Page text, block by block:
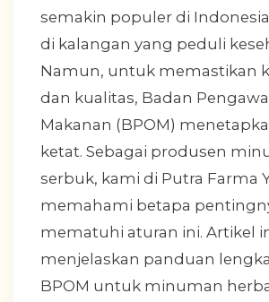
semakin populer di
di kalangan yang peduli
Namun, untuk memastikan
dan kualitas, Badan
Makanan (BPOM)
ketat. Sebagai produsen
serbuk, kami di Putra Farma
memahami betapa
mematuhi aturan ini. Artikel
menjelaskan panduan
BPOM untuk minuman